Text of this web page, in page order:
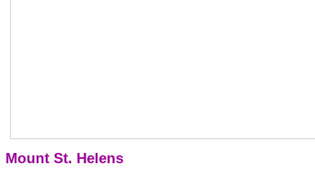
Mount St. Helens